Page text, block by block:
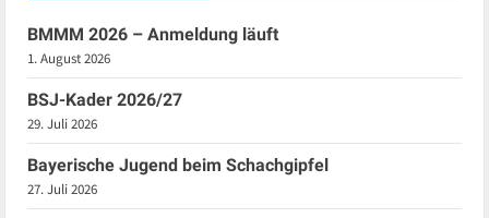
BMMM 2026 – Anmeldung läuft
1. August 2026
BSJ-Kader 2026/27
29. Juli 2026
Bayerische Jugend beim Schachgipfel
27. Juli 2026